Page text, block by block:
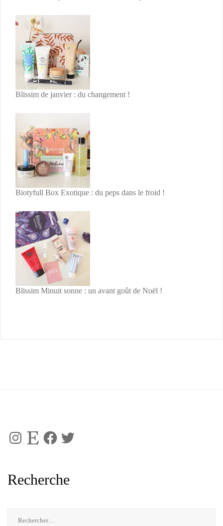
Blissim de janvier : du changement !
Biotyfull Box Exotique : du peps dans le froid !
Blissim Minuit sonne : un avant goût de Noël !
Instagram
Etsy FacebookTwitter
Recherche